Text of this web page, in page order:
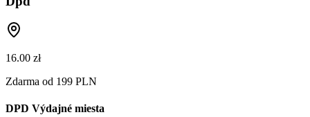
16.00 zł
Zdarma od 199 PLN
DPD Výdajné miesta